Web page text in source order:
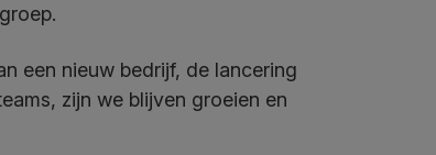
een nieuw bedrijf, de lancering
zijn we blijven groeien en